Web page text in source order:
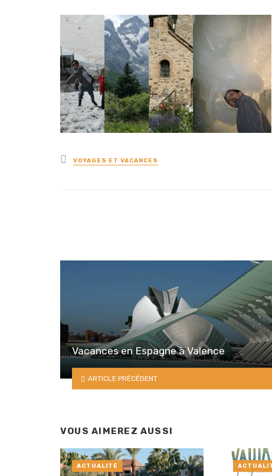
Posted
in
VOYAGES ET VACANCES
Vacances en Espagne à Valence
ARTICLE PRÉCÉDENT
VOUS AIMEREZ AUSSI
ACTUALITÉ